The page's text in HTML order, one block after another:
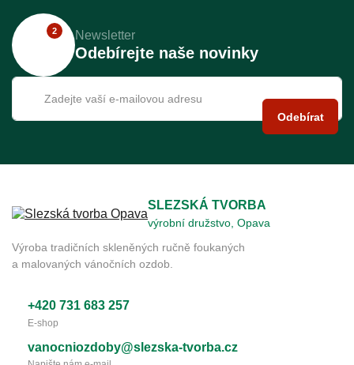
2 Newsletter
Odebírejte naše novinky
Odebírat
SLEZSKÁ TVORBA
výrobní družstvo, Opava
Výroba tradičních skleněných ručně foukaných
a malovaných vánočních ozdob.
+420 731 683 257
E-shop
vanocniozdoby@slezska-tvorba.cz